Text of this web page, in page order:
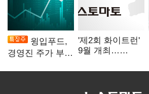
윙입푸드,
경영진 주가 부양
'제2회 화이트런'
9월 개최…
지원